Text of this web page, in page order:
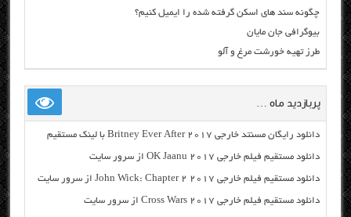
چگونه سند های اسکن گرفته شده را ایمیل کنیم؟
بیوگرافی جان مایان
طرز تهیه خورشت مرغ و آلو
پربازدید ماه …
دانلود رایگان مسنتد خارجی Britney Ever After 2017 با لینک مستقیم
دانلود مستقیم فیلم خارجی OK Jaanu 2017 از سرور سایت
دانلود مستقیم فیلم خارجی John Wick: Chapter 2 2017 از سرور سایت
دانلود مستقیم فیلم خارجی Cross Wars 2017 از سرور سایت